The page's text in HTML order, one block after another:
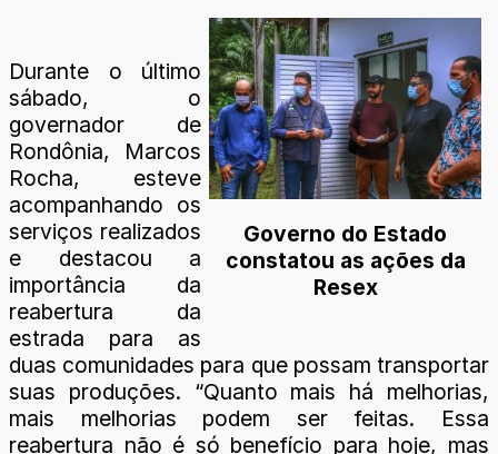
Governo do Estado
constatou as ações da
Resex
Durante o último
sábado, o
governador de
Rondônia, Marcos
Rocha, esteve
acompanhando os
serviços realizados
e destacou a
importância da
reabertura da
estrada para as
duas comunidades para que possam transportar
suas produções. “Quanto mais há melhorias,
mais melhorias podem ser feitas. Essa
reabertura não é só benefício para hoje, mas